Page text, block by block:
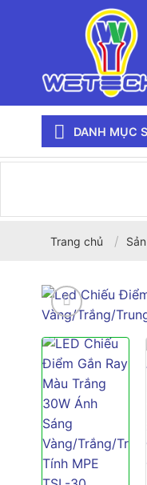
DANH MỤC
Trang chủ /